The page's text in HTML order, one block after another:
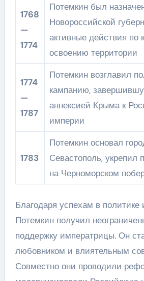
1768
—
1774
Потемкин был
Новороссийской
активные действия по
освоению территории
1774
—
1787
Потемкин возглавил
кампанию,
аннексией Крыма к
империи
1783
Потемкин основал
Севастополь, укрепил
на Черноморском
Благодаря успехам в
Потемкин получил
поддержку императрицы. Он
любовником и влиятельным
Совместно они проводили